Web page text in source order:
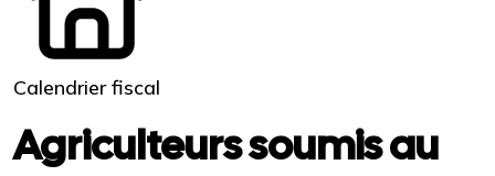
Calendrier fiscal
Agriculteurs soumis au